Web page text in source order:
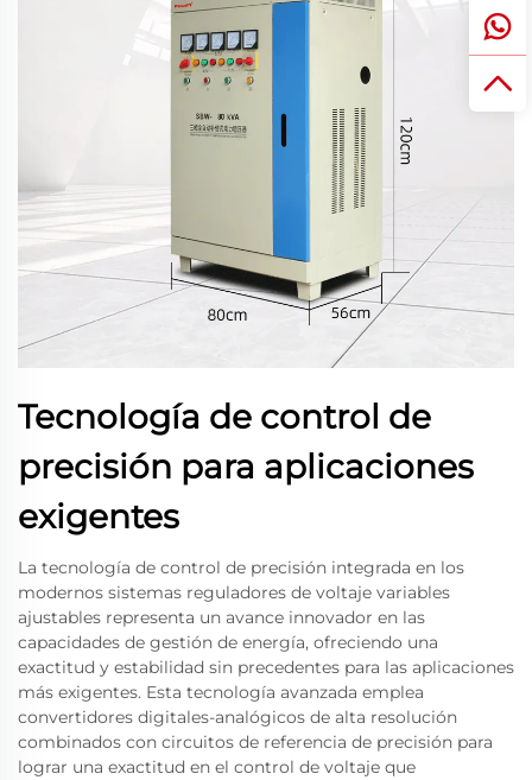
Tecnología de control de
precisión para aplicaciones
exigentes
La tecnología de control de precisión integrada en los
modernos sistemas reguladores de voltaje variables
ajustables representa un avance innovador en las
capacidades de gestión de energía, ofreciendo una
exactitud y estabilidad sin precedentes para las aplicaciones
más exigentes. Esta tecnología avanzada emplea
convertidores digitales-analógicos de alta resolución
combinados con circuitos de referencia de precisión para
lograr una exactitud en el control de voltaje que